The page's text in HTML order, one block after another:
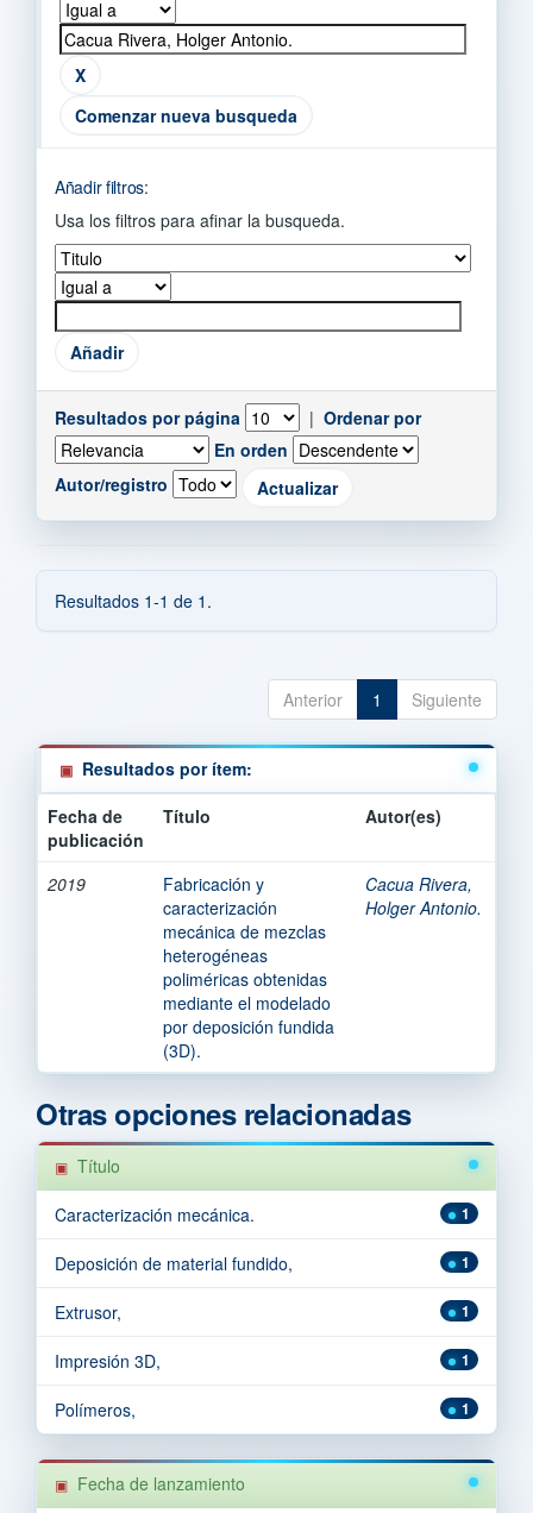
Comenzar nueva busqueda
Añadir filtros:
Usa los filtros para afinar la busqueda.
Resultados por página | Ordenar por
En orden
Autor/registro
Resultados 1-1 de 1.
Anterior 1 Siguiente
Resultados por ítem:
Fecha de
publicación
Título Autor(es)
2019
Fabricación y
caracterización
mecánica de mezclas
heterogéneas
poliméricas obtenidas
mediante el modelado
por deposición fundida
(3D).
Cacua Rivera,
Holger Antonio.
Otras opciones relacionadas
Título
1
Caracterización mecánica.
1
Deposición de material fundido,
1
Extrusor,
1
Impresión 3D,
1
Polímeros,
Fecha de lanzamiento